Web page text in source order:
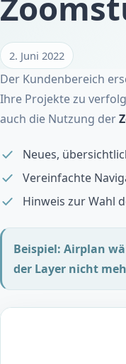
2. Juni 2022
Der Kundenbereich
Ihre Projekte zu
auch die Nutzung der
Neues,
Vereinfachte
Hinweis zur Wahl
Beispiel: Airplan
der Layer nicht